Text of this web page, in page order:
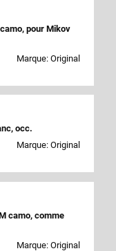
pour Mikov
Marque: Original
occ.
Marque: Original
camo, comme
Marque: Original